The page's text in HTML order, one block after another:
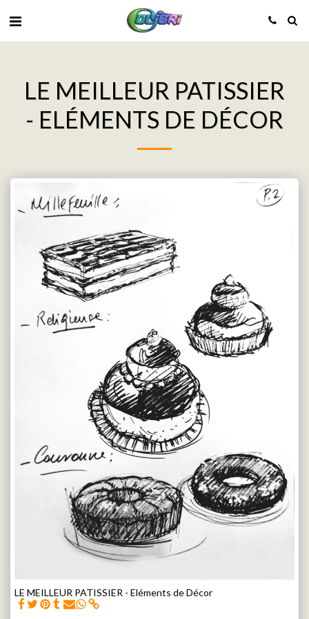
LE MEILLEUR PATISSIER
- ELÉMENTS DE DÉCOR
LE MEILLEUR PATISSIER - Eléments de Décor